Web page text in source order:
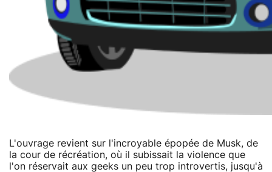
L'ouvrage revient sur l'incroyable épopée de Musk, de
la cour de récréation, où il subissait la violence que
l'on réservait aux geeks un peu trop introvertis, jusqu'à